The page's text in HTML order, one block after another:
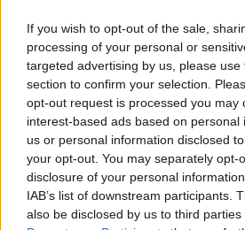
If you wish to opt-out of the sale,
processing of your personal or
targeted advertising by us, please
section to confirm your selection.
opt-out request is processed you may
interest-based ads based on personal
us or personal information disclosed
your opt-out. You may separately opt-
disclosure of your personal
IAB’s list of downstream participants.
also be disclosed by us to third parties
Continua a leggere